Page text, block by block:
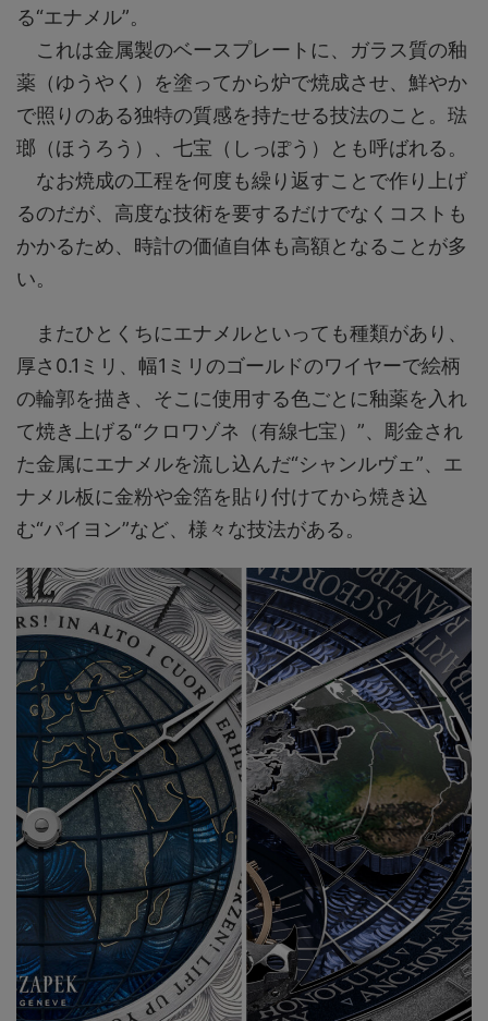
る“エナメル”。
これは金属製のベースプレートに、ガラス質の釉
薬（ゆうやく）を塗ってから炉で焼成させ、鮮やか
で照りのある独特の質感を持たせる技法のこと。琺
瑯（ほうろう）、七宝（しっぽう）とも呼ばれる。
なお焼成の工程を何度も繰り返すことで作り上げ
るのだが、高度な技術を要するだけでなくコストも
かかるため、時計の価値自体も高額となることが多
い。
またひとくちにエナメルといっても種類があり、
厚さ0.1ミリ、幅1ミリのゴールドのワイヤーで絵柄
の輪郭を描き、そこに使用する色ごとに釉薬を入れ
て焼き上げる“クロワゾネ（有線七宝）”、彫金され
た金属にエナメルを流し込んだ“シャンルヴェ”、エ
ナメル板に金粉や金箔を貼り付けてから焼き込
む“パイヨン”など、様々な技法がある。